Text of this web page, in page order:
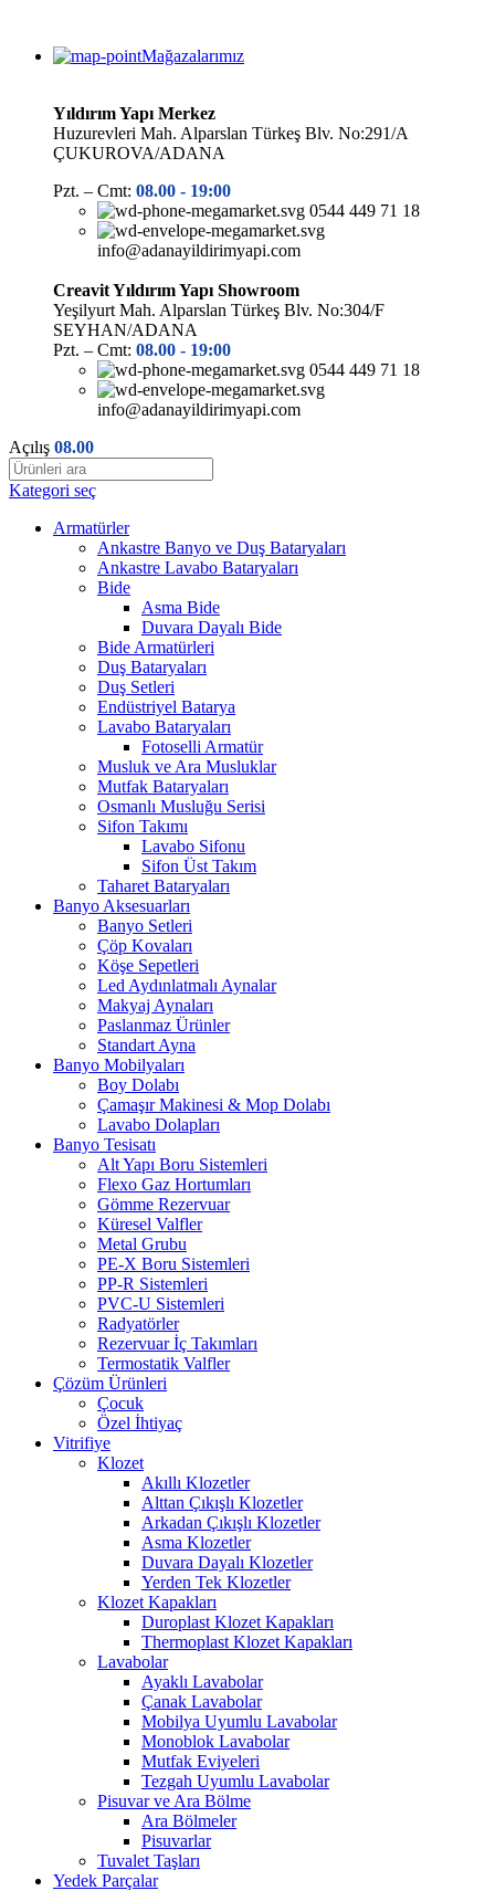
Mağazalarımız
Yıldırım Yapı Merkez
Huzurevleri Mah. Alparslan Türkeş Blv. No:291/A
ÇUKUROVA/ADANA
Pzt. – Cmt: 08.00 - 19:00
0544 449 71 18
info@adanayildirimyapi.com
Creavit Yıldırım Yapı Showroom
Yeşilyurt Mah. Alparslan Türkeş Blv. No:304/F
SEYHAN/ADANA
Pzt. – Cmt: 08.00 - 19:00
0544 449 71 18
info@adanayildirimyapi.com
Açılış 08.00
Kategori seç
Armatürler
Ankastre Banyo ve Duş Bataryaları
Ankastre Lavabo Bataryaları
Bide
Asma Bide
Duvara Dayalı Bide
Bide Armatürleri
Duş Bataryaları
Duş Setleri
Endüstriyel Batarya
Lavabo Bataryaları
Fotoselli Armatür
Musluk ve Ara Musluklar
Mutfak Bataryaları
Osmanlı Musluğu Serisi
Sifon Takımı
Lavabo Sifonu
Sifon Üst Takım
Taharet Bataryaları
Banyo Aksesuarları
Banyo Setleri
Çöp Kovaları
Köşe Sepetleri
Led Aydınlatmalı Aynalar
Makyaj Aynaları
Paslanmaz Ürünler
Standart Ayna
Banyo Mobilyaları
Boy Dolabı
Çamaşır Makinesi & Mop Dolabı
Lavabo Dolapları
Banyo Tesisatı
Alt Yapı Boru Sistemleri
Flexo Gaz Hortumları
Gömme Rezervuar
Küresel Valfler
Metal Grubu
PE-X Boru Sistemleri
PP-R Sistemleri
PVC-U Sistemleri
Radyatörler
Rezervuar İç Takımları
Termostatik Valfler
Çözüm Ürünleri
Çocuk
Özel İhtiyaç
Vitrifiye
Klozet
Akıllı Klozetler
Alttan Çıkışlı Klozetler
Arkadan Çıkışlı Klozetler
Asma Klozetler
Duvara Dayalı Klozetler
Yerden Tek Klozetler
Klozet Kapakları
Duroplast Klozet Kapakları
Thermoplast Klozet Kapakları
Lavabolar
Ayaklı Lavabolar
Çanak Lavabolar
Mobilya Uyumlu Lavabolar
Monoblok Lavabolar
Mutfak Eviyeleri
Tezgah Uyumlu Lavabolar
Pisuvar ve Ara Bölme
Ara Bölmeler
Pisuvarlar
Tuvalet Taşları
Yedek Parçalar